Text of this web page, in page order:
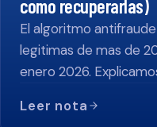
como recuperarlas)
El algoritmo
legitimas de mas de
enero 2026.
Leer nota